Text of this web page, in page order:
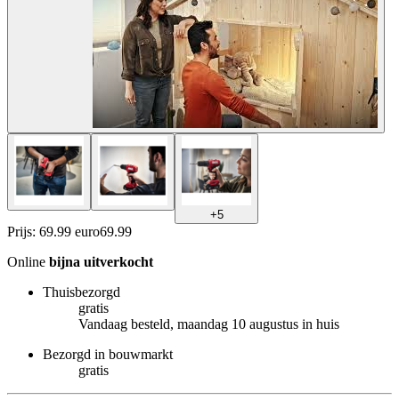
+5
Prijs: 69.99 euro69.99
Online bijna uitverkocht
Thuisbezorgd
gratis
Vandaag besteld, maandag 10 augustus in huis
Bezorgd in bouwmarkt
gratis